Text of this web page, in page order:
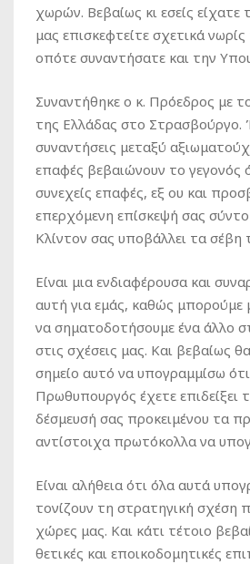
χωρών. Βεβαίως κι εσείς είχατε
μας επισκεφτείτε σχετικά
οπότε συναντήσατε και την
Συναντήθηκε ο κ. Πρόεδρος με
της Ελλάδας στο Στρασβούργο.
συναντήσεις μεταξύ
επαφές βεβαιώνουν το γεγονός
συνεχείς επαφές, εξ ου και
επερχόμενη επίσκεψή σας
Κλίντον σας υποβάλλει τα σέβη
Είναι μια ενδιαφέρουσα και
αυτή για εμάς, καθώς μπορούμε
να σηματοδοτήσουμε ένα άλλο
στις σχέσεις μας. Και βεβαίως
σημείο αυτό να υπογραμμίσω ότι
Πρωθυπουργός έχετε επιδείξει
δέσμευσή σας προκειμένου τα
αντίστοιχα πρωτόκολλα να
Είναι αλήθεια ότι όλα αυτά
τονίζουν τη στρατηγική σχέση
χώρες μας. Και κάτι τέτοιο
θετικές και εποικοδομητικές